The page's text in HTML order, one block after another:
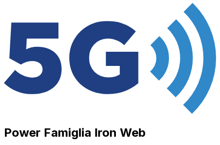
Power Famiglia Iron Web